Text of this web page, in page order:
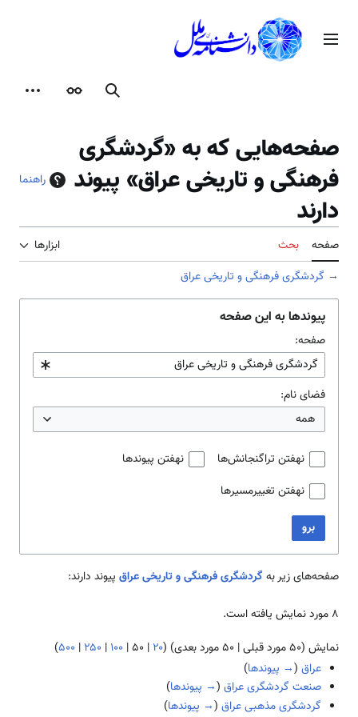
محتوامنوی اصلی
جستجوظاهر
صفحه‌هایی که به «گردشگری
فرهنگی و تاریخی عراق» پیوند
دارند
راهنما
صفحه بحث
ابزارها
→ گردشگری فرهنگی و تاریخی عراق
پیوندها به این صفحه
صفحه:
فضای نام:
همه
نهفتن تراگنجانش‌ها
نهفتن پیوندها
نهفتن تغییرمسیرها
برو
صفحه‌های زیر به گردشگری فرهنگی و تاریخی عراق پیوند دارند:
۸ مورد نمایش یافته است.
نمایش (۵۰ مورد قبلی | ۵۰ مورد بعدی ) (۲۰ | ۵۰| ۱۰۰ | ۲۵۰ | ۵۰۰)
عراق (→ پیوندها)
صنعت گردشگری عراق (→ پیوندها)
گردشگری مذهبی عراق (→ پیوندها)